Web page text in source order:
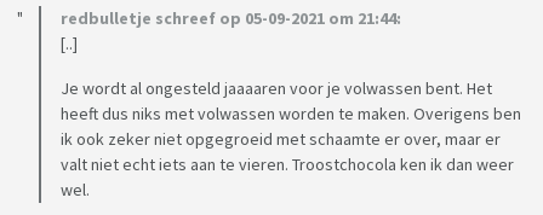
redbulletje schreef op 05-09-2021 om 21:44:
[..]
Je wordt al ongesteld jaaaaren voor je volwassen bent. Het
heeft dus niks met volwassen worden te maken. Overigens ben
ik ook zeker niet opgegroeid met schaamte er over, maar er
valt niet echt iets aan te vieren. Troostchocola ken ik dan weer
wel.